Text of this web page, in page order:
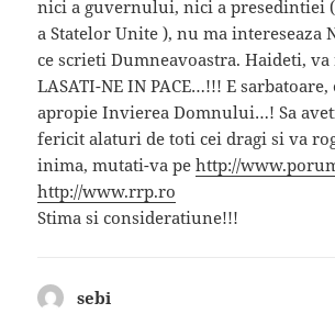
nici a guvernului, nici a presedintiei
a Statelor Unite ), nu ma intereseaza
ce scrieti Dumneavoastra. Haideti,
LASATI-NE IN PACE…!!! E
apropie Invierea Domnului…! Sa
fericit alaturi de toti cei dragi si va
inima, mutati-va pehttp://
http://www.rrp.ro
Stima si consideratiune!!!
sebi